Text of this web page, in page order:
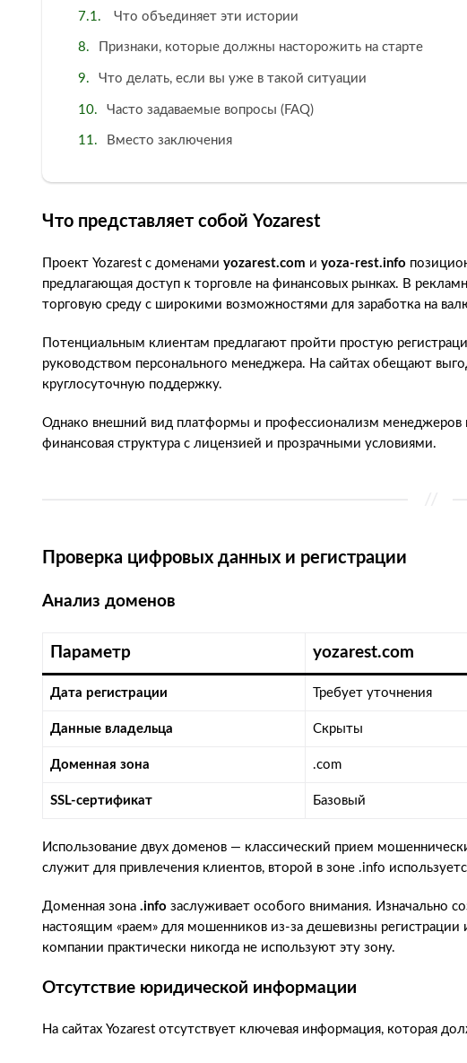
Что объединяет эти истории
Признаки, которые должны насторожить на старте
Что делать, если вы уже в такой ситуации
Часто задаваемые вопросы (FAQ)
Вместо заключения
Что представляет собой Yozarest
Проект Yozarest с доменами yozarest.com и yoza-rest.info
предлагающая доступ к торговле на финансовых рынках. В
торговую среду с широкими возможностями для заработка на
Потенциальным клиентам предлагают пройти простую
руководством персонального менеджера. На сайтах обещают
круглосуточную поддержку.
Однако внешний вид платформы и профессионализм менеджеров
финансовая структура с лицензией и прозрачными условиями.
Проверка цифровых данных и регистрации
Анализ доменов
Параметр yozarest.com
Дата регистрации Требует уточнения
Данные владельца Скрыты
Доменная зона .com
SSL-сертификат Базовый
Использование двух доменов — классический прием
служит для привлечения клиентов, второй в зоне .info
Доменная зона .info заслуживает особого внимания. Изначально
настоящим «раем» для мошенников из-за дешевизны
компании практически никогда не используют эту зону.
Отсутствие юридической информации
На сайтах Yozarest отсутствует ключевая информация, которая